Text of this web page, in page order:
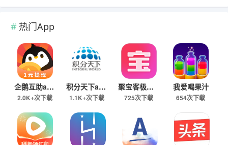
热门App
企鹅互助app
2.0K+次下载
积分天下app
1.1K+次下载
聚宝客极速版
725次下载
我爱喝果汁
654次下载